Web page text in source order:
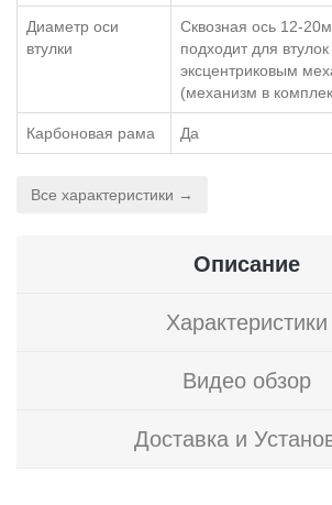
Диаметр оси
втулки
Сквозная ось 12-
подходит для
эксцентриковым
(механизм в
Карбоновая рама Да
Все характеристики →
Описание
Характеристики
Видео обзор
Доставка и